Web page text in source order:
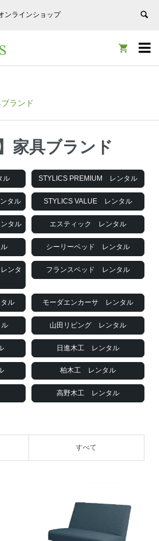
ンラインショップ


ランド
家具ブランド
ル STYLICS PREMIUM レンタル
タル STYLICS VALUE レンタル
タル エスティック レンタル
シーリーベッド レンタル
ンタ
フランスベッド レンタル
ル モーダエンカーサ レンタル
山田リビング レンタル
日進木工 レンタル
柏木工 レンタル
高野木工 レンタル
すべて